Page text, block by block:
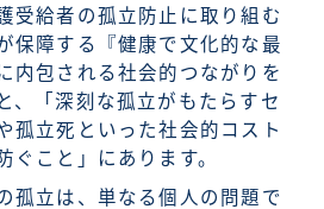
受給者の孤立防止に取り組む
保障する『健康で文化的な最
内包される社会的つながりを
、「深刻な孤立がもたらすセ
孤立死といった社会的コスト
ぐこと」にあります。
孤立は、単なる個人の問題で